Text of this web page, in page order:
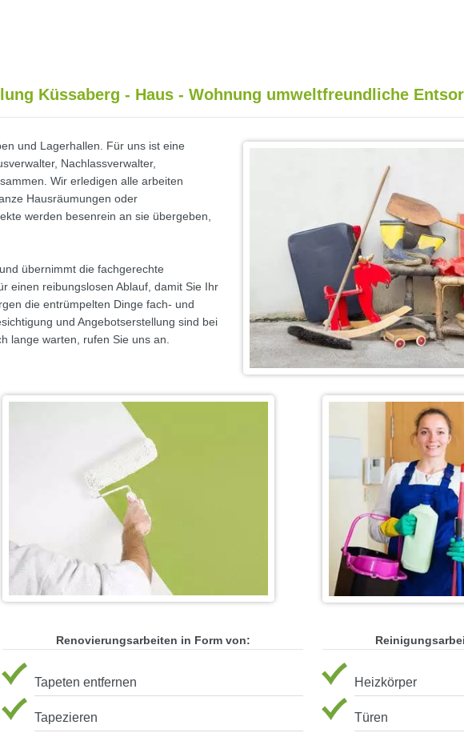
Küssaberg - Haus - Wohnung umweltfreundliche
und Lagerhallen. Für uns ist eine
Nachlassverwalter,
Wir erledigen alle arbeiten
Hausräumungen oder
werden besenrein an sie übergeben,
übernimmt die fachgerechte
einen reibungslosen Ablauf, damit Sie Ihr
die entrümpelten Dinge fach- und
und Angebotserstellung sind bei
lange warten, rufen Sie uns an.
Renovierungsarbeiten in Form von:
Tapeten entfernen
Tapezieren
Heizkörper
Türen